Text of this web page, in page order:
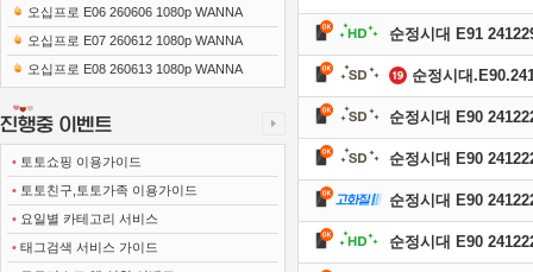
되는 걸까 5 풍요의 여신편 E15 250306 1..
오십프로 E06 260606 1080p WANNA
오십프로 E07 260612 1080p WANNA
오십프로 E08 260613 1080p WANNA
• 토토쇼핑 이용가이드
• 토토친구,토토가족 이용가이드
• 요일별 카테고리 서비스
• 태그검색 서비스 가이드
순정시대 E91
순정시대
순정시대 E90
순정시대 E90
순정시대 E90
순정시대 E90